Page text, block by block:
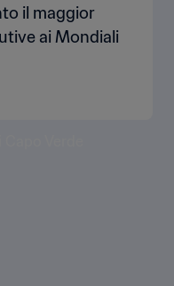
il maggior
ai Mondiali